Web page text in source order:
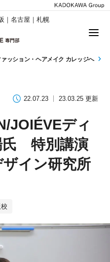
｜名古屋｜札幌
ッション・ ヘアメイク カレッジへ
22.07.23 23.03.25 更新
JOIÉVEディ
氏 特別講演
イン研究所